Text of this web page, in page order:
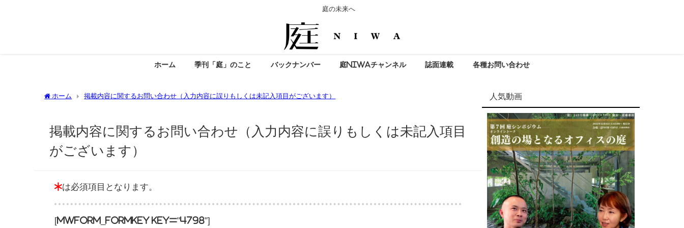
庭の未来へ
ホーム 季刊「庭」のこと バックナンバー 庭NIWAチャンネル 誌面連載 各種お問い合わせ
ホーム 掲載内容に関するお問い合わせ（入力内容に誤りもしくは未記入項目がございます）
掲載内容に関するお問い合わせ（入力内容に誤りもしくは未記入項目
がございます）
*は必須項目となります。
[mwform_formkey key="4798"]
人気動画